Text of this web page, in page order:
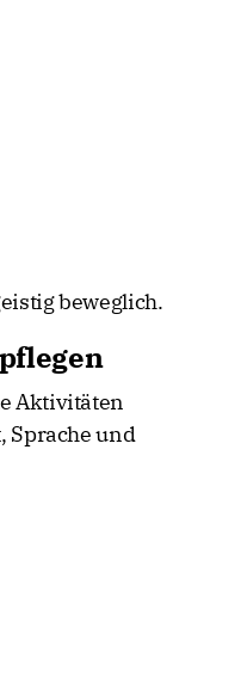
beweglich.
Aktivitäten
und